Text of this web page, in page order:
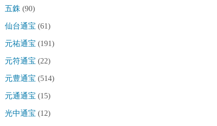
五銖 (90)
仙台通宝 (61)
元祐通宝 (191)
元符通宝 (22)
元豊通宝 (514)
元通通宝 (15)
光中通宝 (12)